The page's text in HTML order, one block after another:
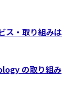
ス・取り組みは
の取り組み